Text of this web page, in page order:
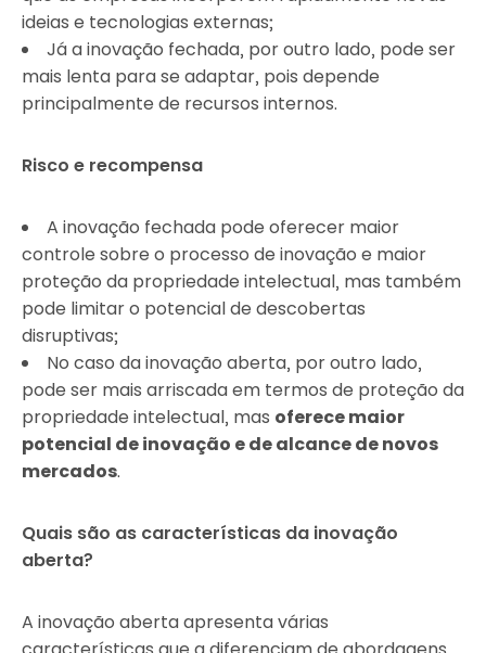
ideias e tecnologias externas;
Já a inovação fechada, por outro lado, pode ser
mais lenta para se adaptar, pois depende
principalmente de recursos internos.
Risco e recompensa
A inovação fechada pode oferecer maior
controle sobre o processo de inovação e maior
proteção da propriedade intelectual, mas também
pode limitar o potencial de descobertas
disruptivas;
No caso da inovação aberta, por outro lado,
pode ser mais arriscada em termos de proteção da
propriedade intelectual, mas oferece maior
potencial de inovação e de alcance de novos
mercados.
Quais são as características da inovação
aberta?
A inovação aberta apresenta várias